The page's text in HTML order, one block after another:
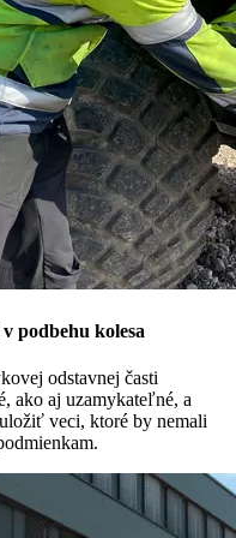
podbehu kolesa
odstavnej časti
ako aj uzamykateľné, a
veci, ktoré by nemali